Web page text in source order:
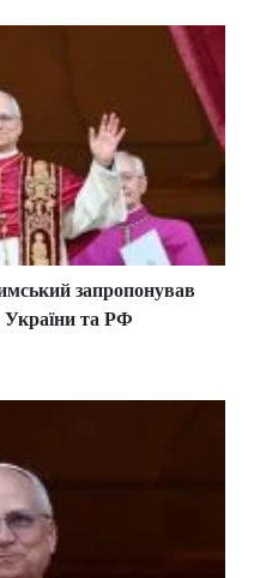
запропонував
України та РФ